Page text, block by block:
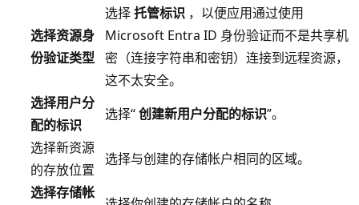
选择资源身
份验证类型
选择托管标识 ，以便应用通过使用
Microsoft Entra ID 身份验证而不是共享机
密（连接字符串和密钥）连接到远程资源，
这不太安全。
选择用户分
配的标识
选择“创建新用户分配的标识”。
选择新资源
的存放位置
选择与创建的存储帐户相同的区域。
选择存储帐